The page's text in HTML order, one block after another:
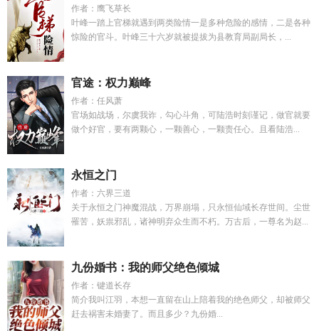
作者：鹰飞草长
叶峰一踏上官梯就遇到两类险情一是多种危险的感情，二是各种
惊险的官斗。叶峰三十六岁就被提拔为县教育局副局长，...
官途：权力巅峰
作者：任风萧
官场如战场，尔虞我诈，勾心斗角，可陆浩时刻谨记，做官就要
做个好官，要有两颗心，一颗善心，一颗责任心。且看陆浩...
永恒之门
作者：六界三道
关于永恒之门神魔混战，万界崩塌，只永恒仙域长存世间。尘世
罹苦，妖祟邪乱，诸神明弃众生而不朽。万古后，一尊名为赵...
九份婚书：我的师父绝色倾城
作者：键道长存
简介我叫江羽，本想一直留在山上陪着我的绝色师父，却被师父
赶去祸害未婚妻了。而且多少？九份婚...